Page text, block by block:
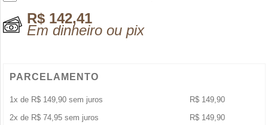
R$ 142,41
Em dinheiro ou pix
PARCELAMENTO
1x de R$ 149,90 sem juros R$ 149,90
2x de R$ 74,95 sem juros R$ 149,90